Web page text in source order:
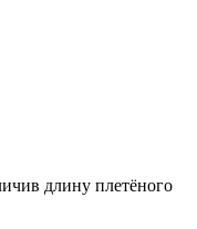
длину плетёного